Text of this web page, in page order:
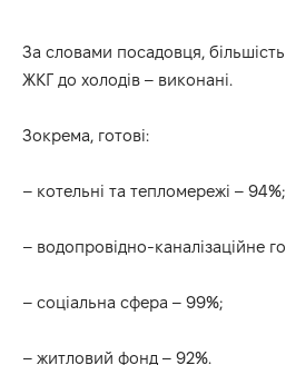
За словами посадовця, більшість
ЖКГ до холодів – виконані.
Зокрема, готові:
– котельні та тепломережі – 94%;
– водопровідно-каналізаційне
– соціальна сфера – 99%;
– житловий фонд – 92%.